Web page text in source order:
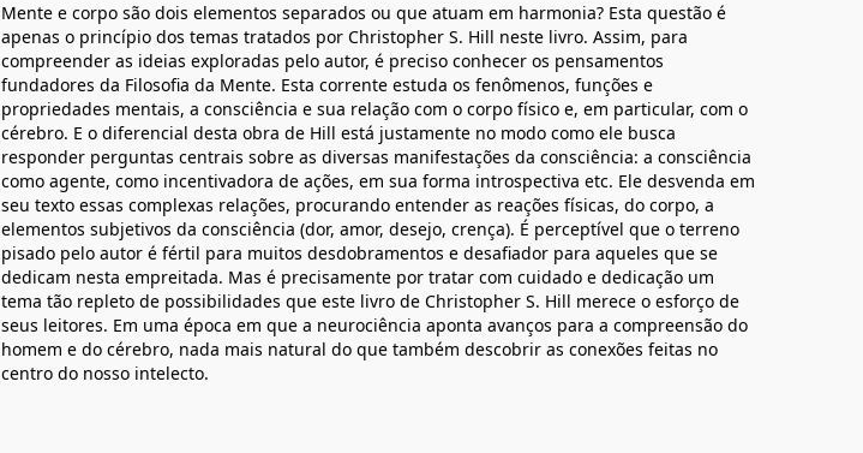
Mente e corpo são dois elementos separados ou que atuam em harmonia? Esta questão é
apenas o princípio dos temas tratados por Christopher S. Hill neste livro. Assim, para
compreender as ideias exploradas pelo autor, é preciso conhecer os pensamentos
fundadores da Filosofia da Mente. Esta corrente estuda os fenômenos, funções e
propriedades mentais, a consciência e sua relação com o corpo físico e, em particular, com o
cérebro. E o diferencial desta obra de Hill está justamente no modo como ele busca
responder perguntas centrais sobre as diversas manifestações da consciência: a consciência
como agente, como incentivadora de ações, em sua forma introspectiva etc. Ele desvenda em
seu texto essas complexas relações, procurando entender as reações físicas, do corpo, a
elementos subjetivos da consciência (dor, amor, desejo, crença). É perceptível que o terreno
pisado pelo autor é fértil para muitos desdobramentos e desafiador para aqueles que se
dedicam nesta empreitada. Mas é precisamente por tratar com cuidado e dedicação um
tema tão repleto de possibilidades que este livro de Christopher S. Hill merece o esforço de
seus leitores. Em uma época em que a neurociência aponta avanços para a compreensão do
homem e do cérebro, nada mais natural do que também descobrir as conexões feitas no
centro do nosso intelecto.